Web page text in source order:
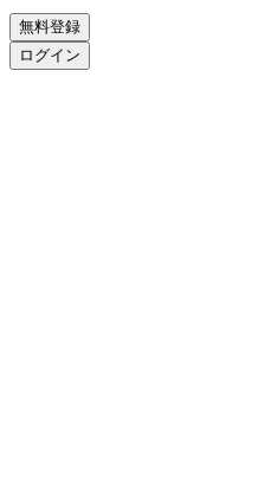
無料登録
ログイン